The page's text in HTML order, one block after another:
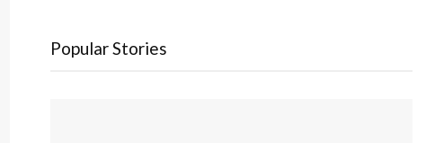
Popular Stories